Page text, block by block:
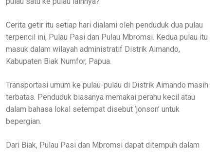
Cerita getir itu setiap hari dialami oleh penduduk dua pulau
terpencil ini, Pulau Pasi dan Pulau Mbromsi. Kedua pulau itu
masuk dalam wilayah administratif Distrik Aimando,
Kabupaten Biak Numfor, Papua.
Transportasi umum ke pulau-pulau di Distrik Aimando masih
terbatas. Penduduk biasanya memakai perahu kecil atau
dalam bahasa lokal setempat disebut ‘jonson’ untuk
bepergian.
Dari Biak, Pulau Pasi dan Mbromsi dapat ditempuh dalam